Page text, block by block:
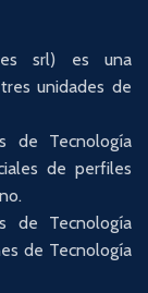
srl) es una
unidades de
de Tecnología
de perfiles
de Tecnología
de Tecnología